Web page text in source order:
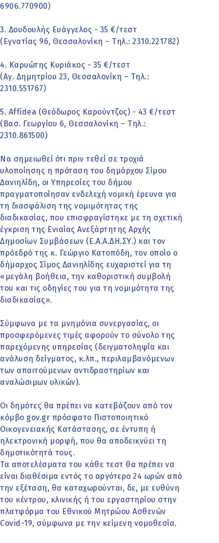
6906.770900)
3. Δουδουλής Ευάγγελος - 35 €/τεστ
(Εγνατίας 96, Θεσσαλονίκη – Τηλ.: 2310.221782)
4. Καρυώτης Κυριάκος - 35 €/τεστ
(Αγ. Δημητρίου 23, Θεσσαλονίκη – Τηλ.:
2310.551767)
5. Affidea (Θεόδωρος Καρούντζος) - 43 €/τεστ
(Βασ. Γεωργίου 6, Θεσσαλονίκη – Τηλ.:
2310.861500)
Να σημειωθεί ότι πριν τεθεί σε τροχιά
υλοποίησης η πρόταση του δημάρχου Σίμου
Δανιηλίδη, οι Υπηρεσίες του δήμου
πραγματοποίησαν ενδελεχή νομική έρευνα για
τη διασφάλιση της νομιμότητας της
διαδικασίας, που επισφραγίστηκε με τη σχετική
έγκριση της Ενιαίας Ανεξάρτητης Αρχής
Δημοσίων Συμβάσεων (Ε.Α.Α.ΔΗ.ΣΥ.) και τον
πρόεδρό της κ. Γεώργιο Κατοπόδη, τον οποίο ο
δήμαρχος Σίμος Δανιηλίδης ευχαριστεί για τη
«μεγάλη βοήθεια, την καθοριστική συμβολή
του και τις οδηγίες του για τη νομιμότητα της
διαδικασίας».
Σύμφωνα με τα μνημόνια συνεργασίας, οι
προσφερόμενες τιμές αφορούν το σύνολο της
παρεχόμενης υπηρεσίας (δειγματοληψία και
ανάλυση δείγματος, κ.λπ., περιλαμβανόμενων
των απαιτούμενων αντιδραστηρίων και
αναλώσιμων υλικών).
Οι δημότες θα πρέπει να κατεβάζουν από τον
κόμβο gov.gr πρόσφατο Πιστοποιητικό
Οικογενειακής Κατάστασης, σε έντυπη ή
ηλεκτρονική μορφή, που θα αποδεικνύει τη
δημοτικότητά τους.
Τα αποτελέσματα του κάθε τεστ θα πρέπει να
είναι διαθέσιμα εντός το αργότερο 24 ωρών από
την εξέταση, θα καταχωρούνται, δε, με ευθύνη
του κέντρου, κλινικής ή του εργαστηρίου στην
πλατφόρμα του Εθνικού Μητρώου Ασθενών
Covid-19, σύμφωνα με την κείμενη νομοθεσία.